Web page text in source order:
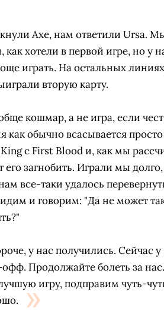
Axe, нам ответили Ursa.
хотели в первой игре, но у
играть. На остальных
вторую карту.
кошмар, а не игра, если
как обычно всасывается
с First Blood и, как мы
загнобить. Играли мы
все-таки удалось
и говорим: "Да не может
у нас получились. Сейчас
Продолжайте болеть за
игру, подправим чуть-
ЗАБРАТЬ